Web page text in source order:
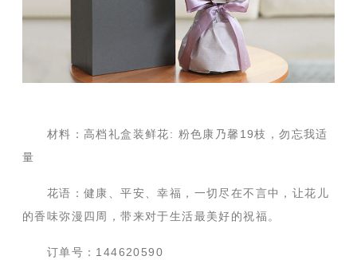
材料：高档礼盒装鲜花: 粉色康乃馨19枝，勿忘我适
量
花语：健康、平安、幸福，一切尽在不言中，让花儿
的香味弥漫四周，带来对于生活最美好的祝福。
订单号：144620590